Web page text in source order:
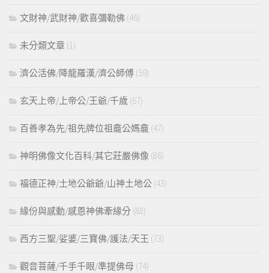
文財神/武財神/歡喜彌勒佛 (46)
未分類文章 (1)
濟公活佛/降龍羅漢/濟公師傅 (59)
玄天上帝/上帝公/王爺/千歲 (67)
百善孝為先/祖先牌位祖龕公媽龕 (47)
神明佛像文化百科/其它莊嚴佛像 (86)
福德正神/土地公爺爺/山神土地公 (43)
緣份與感動/感恩神佛牽緣分 (88)
西方三聖/娑婆/三寶佛/護法/天王 (73)
觀音菩薩/千手千眼/準提佛母 (74)